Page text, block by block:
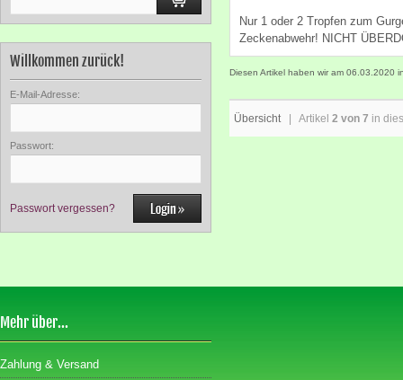
Willkommen zurück!
E-Mail-Adresse:
Passwort:
Passwort vergessen?
Nur 1 oder 2 Tropfen zum
Zeckenabwehr! NICHT
Diesen Artikel haben wir am 06.03.2020
Übersicht| Artikel 2 von 7 in
Mehr über...
Zahlung & Versand